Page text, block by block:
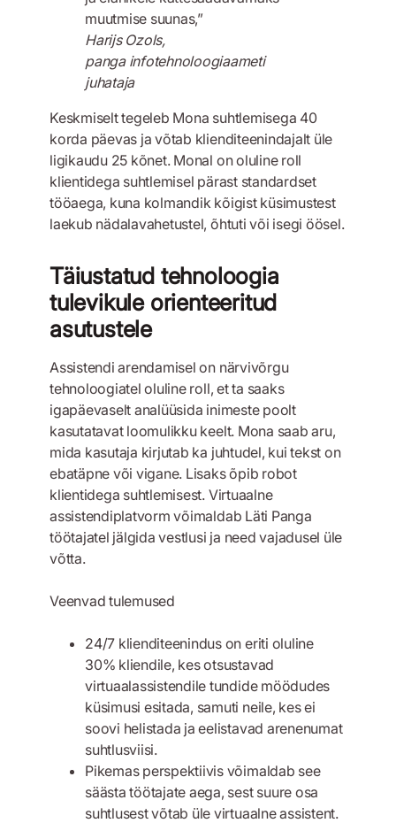
muutmise suunas,”
Harijs Ozols,
panga infotehnoloogiaameti
juhataja
Keskmiselt tegeleb Mona suhtlemisega 40
korda päevas ja võtab klienditeenindajalt üle
ligikaudu 25 kõnet. Monal on oluline roll
klientidega suhtlemisel pärast standardset
tööaega, kuna kolmandik kõigist küsimustest
laekub nädalavahetustel, õhtuti või isegi öösel.
Täiustatud tehnoloogia
tulevikule orienteeritud
asutustele
Assistendi arendamisel on närvivõrgu
tehnoloogiatel oluline roll, et ta saaks
igapäevaselt analüüsida inimeste poolt
kasutatavat loomulikku keelt. Mona saab aru,
mida kasutaja kirjutab ka juhtudel, kui tekst on
ebatäpne või vigane. Lisaks õpib robot
klientidega suhtlemisest. Virtuaalne
assistendiplatvorm võimaldab Läti Panga
töötajatel jälgida vestlusi ja need vajadusel üle
võtta.
Veenvad tulemused
24/7 klienditeenindus on eriti oluline
30% kliendile, kes otsustavad
virtuaalassistendile tundide möödudes
küsimusi esitada, samuti neile, kes ei
soovi helistada ja eelistavad arenenumat
suhtlusviisi.
Pikemas perspektiivis võimaldab see
säästa töötajate aega, sest suure osa
suhtlusest võtab üle virtuaalne assistent.